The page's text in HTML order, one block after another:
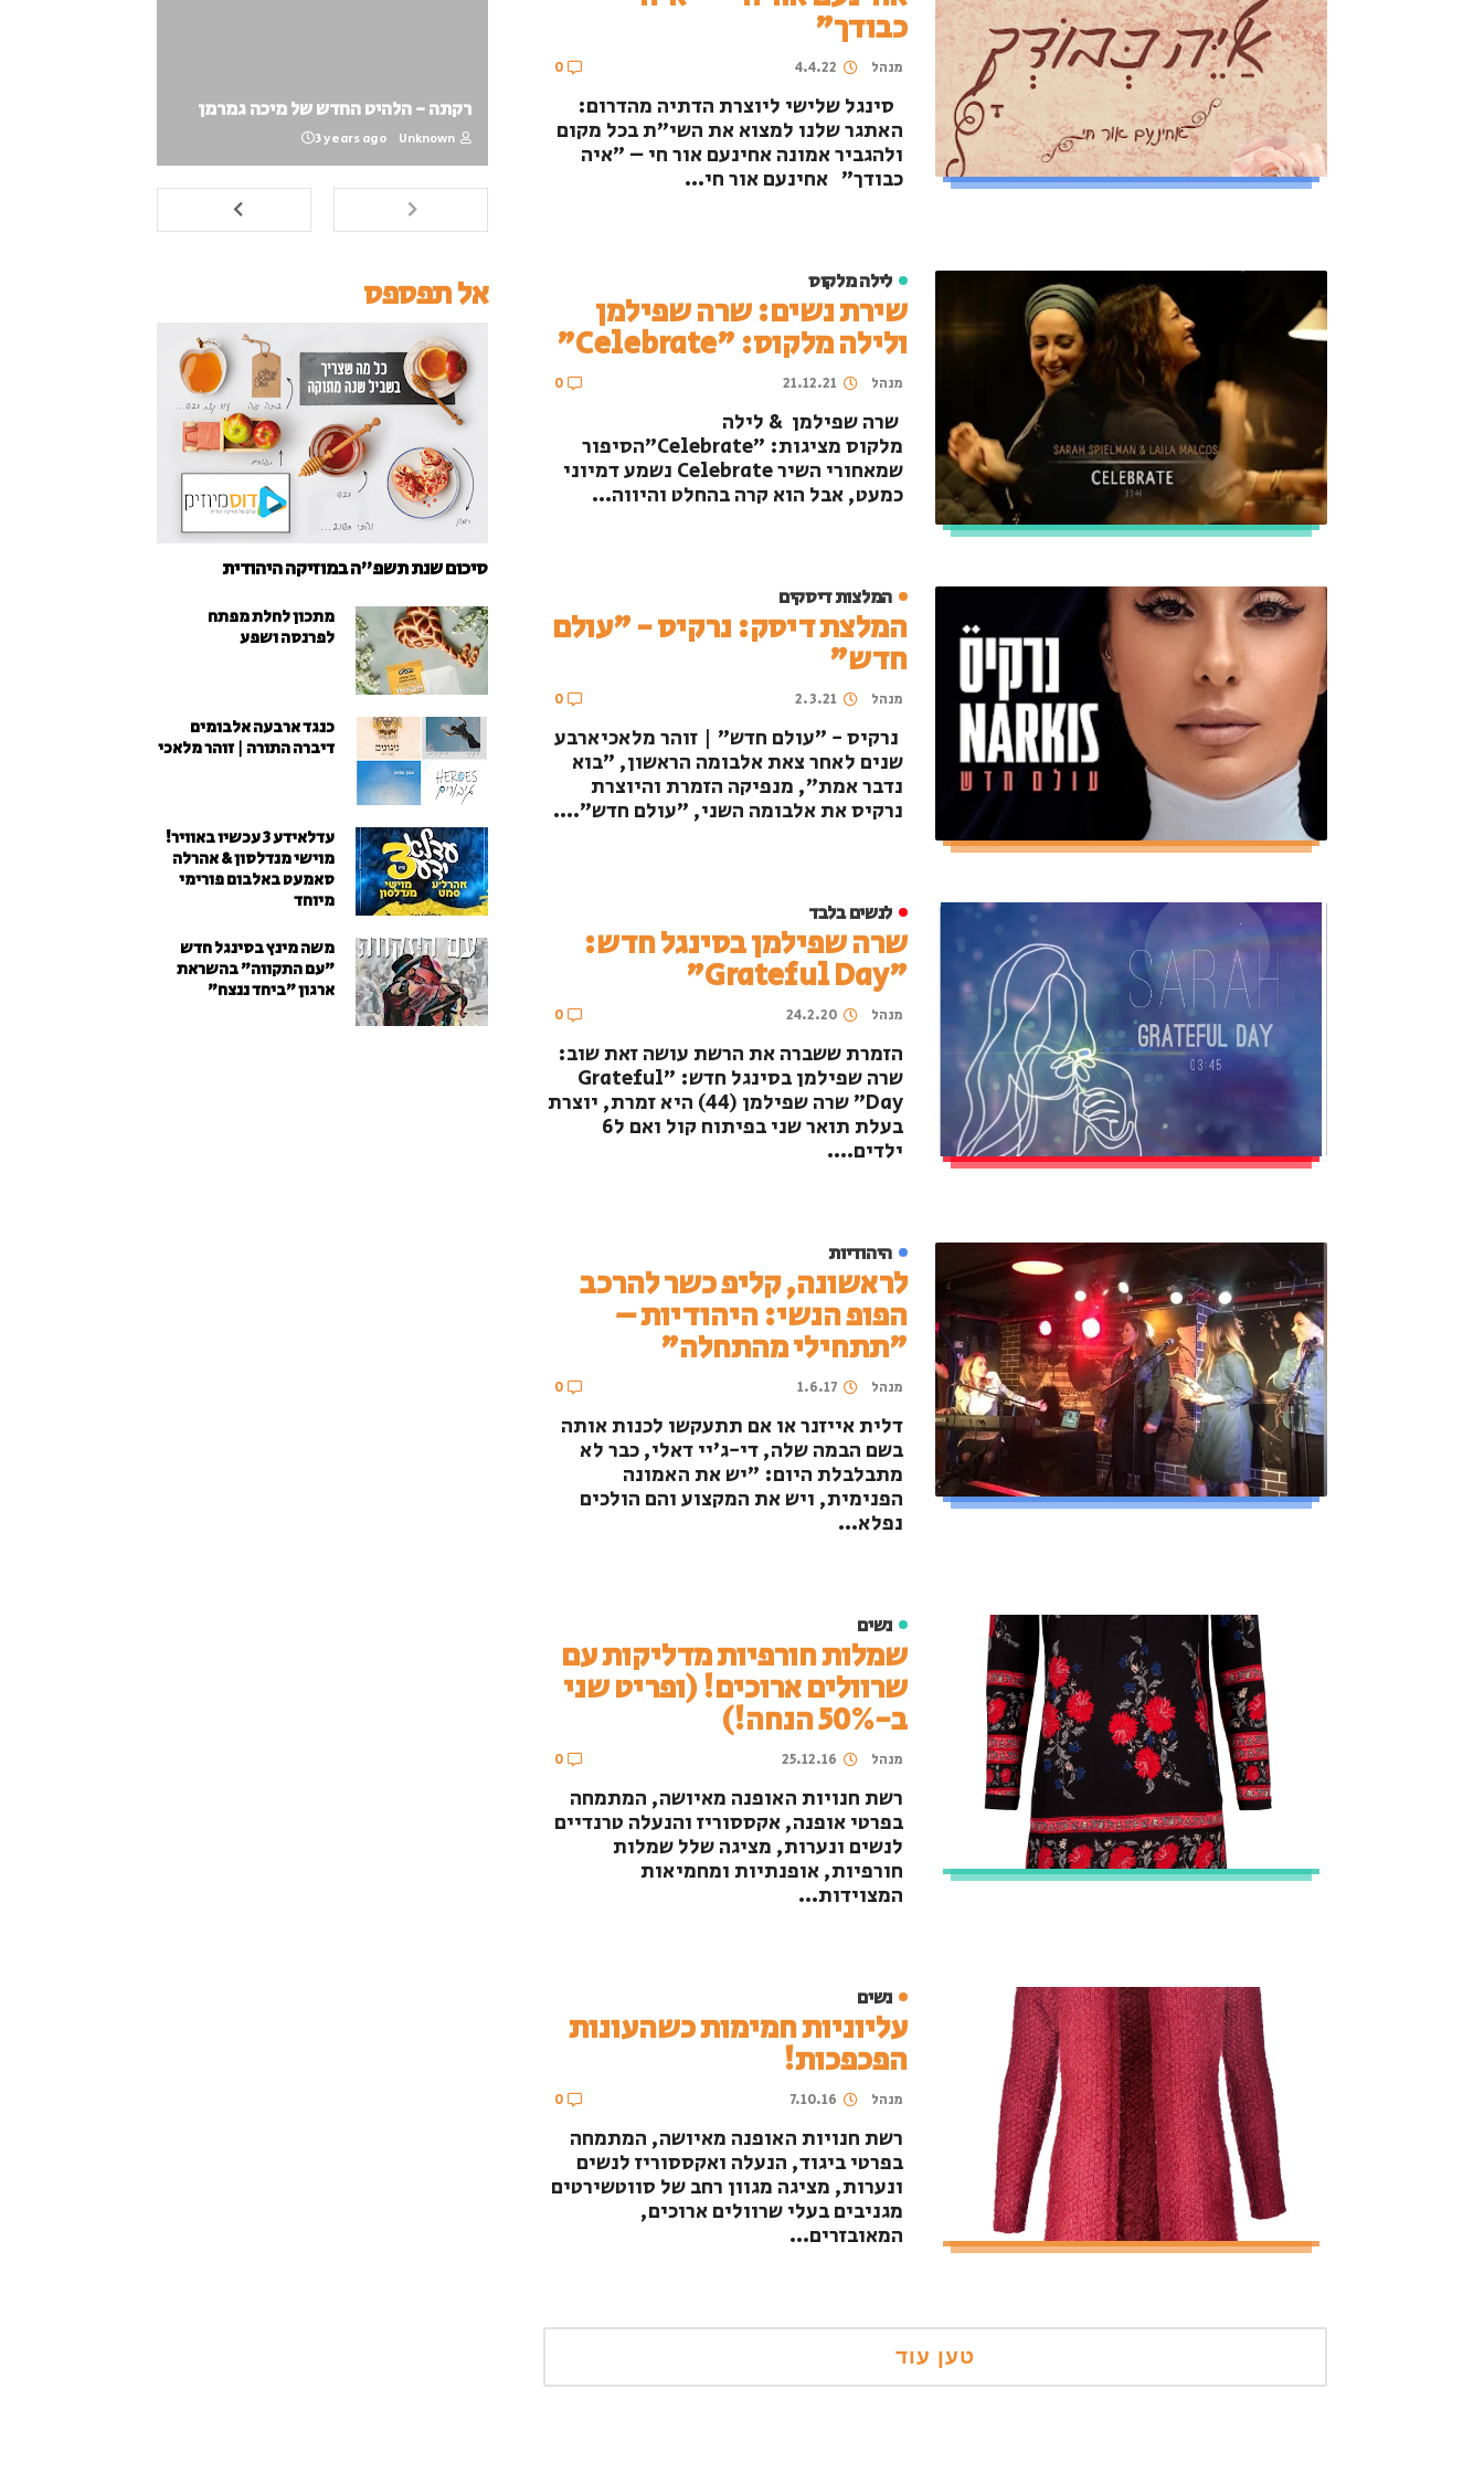
כבודך"
מנהל 4.4.22
0
סינגל שלישי ליוצרת הדתיה מהדרום:
האתגר שלנו למצוא את השי"ת בכל מקום
ולהגביר אמונה אחינעם אור חי – "איה
כבודך" אחינעם אור חי...
לילה מלקוס
שירת נשים: שרה שפילמן
ולילה מלקוס: "Celebrate"
מנהל 21.12.21
0
שרה שפילמן & לילה
מלקוס מציגות: "Celebrate"הסיפור
שמאחורי השיר Celebrate נשמע דמיוני
כמעט, אבל הוא קרה בהחלט והיווה...
המלצות דיסקים
המלצת דיסק: נרקיס - "עולם
חדש"
מנהל 2.3.21
0
נרקיס - "עולם חדש" | זוהר מלאכיארבע
שנים לאחר צאת אלבומה הראשון, "בוא
נדבר אמת", מנפיקה הזמרת והיוצרת
נרקיס את אלבומה השני, "עולם חדש"....
לנשים בלבד
שרה שפילמן בסינגל חדש:
"Grateful Day"
מנהל 24.2.20
0
הזמרת ששברה את הרשת עושה זאת שוב:
שרה שפילמן בסינגל חדש: "Grateful
Day" שרה שפילמן (44) היא זמרת, יוצרת
בעלת תואר שני בפיתוח קול ואם ל6
ילדים....
היהודיות
לראשונה, קליפ כשר להרכב
הפופ הנשי: היהודיות –
"תתחילי מהתחלה"
מנהל 1.6.17
0
דלית אייזנר או אם תתעקשו לכנות אותה
בשם הבמה שלה, די-ג'יי דאלי, כבר לא
מתבלבלת היום: "יש את האמונה
הפנימית, ויש את המקצוע והם הולכים
נפלא...
נשים
שמלות חורפיות מדליקות עם
שרוולים ארוכים! (ופריט שני
ב-50% הנחה!)
מנהל 25.12.16
0
רשת חנויות האופנה מאיושה, המתמחה
בפרטי אופנה, אקססוריז והנעלה טרנדיים
לנשים ונערות, מציגה שלל שמלות
חורפיות, אופנתיות ומחמיאות
המצוידות...
נשים
עליוניות חמימות כשהעונות
הפכפכות!
מנהל 7.10.16
0
רשת חנויות האופנה מאיושה, המתמחה
בפרטי ביגוד, הנעלה ואקססוריז לנשים
ונערות, מציגה מגוון רחב של סווטשירטים
מגניבים בעלי שרוולים ארוכים,
המאובזרים...
רקתה - הלהיט החדש של מיכה גמרמן
Unknown
3 years ago
אל תפספס
סיכום שנת תשפ"ה במוזיקה היהודית
מתכון לחלת מפתח
לפרנסה ושפע
כנגד ארבעה אלבומים
דיברה התורה | זוהר מלאכי
עדלאידע 3 עכשיו באוויר!
מוישי מנדלסון & אהרלה
סאמעט באלבום פורימי
מיוחד
משה מינץ בסינגל חדש
״עם התקווה״ בהשראת
ארגון "ביחד ננצח"